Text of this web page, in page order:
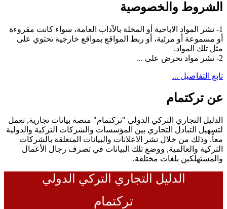
الشروط والخصوصية
1- نشر المواد الاباحية أو المخلة بالآداب العامة، سواء كانت مقروءة
أو مسموعة أو مرئية، أو ربط المواقع بمواقع خارجية تحتوي على
مثل تلك المواد.
2- نشر مواد تحرض على ...
تابع التفاصيل ...
عن تركتمام
الدليل التجاري التركي الدولي "تركتمام" منصة بيانات تجارية, تعمل
لتسهيل التبادل التجاري بين المؤسسات والشركات التركية والدولية
معاً. وذلك من خلال نشر الاعلانات والبيانات المتعلقة بالشركات
التركية والعالمية, ووضع تلك البيانات في تصرف رجال الأعمال
والمستهلكين بلغات مختلفة.
الدليل التجاري التركي الدولي
تركتمام